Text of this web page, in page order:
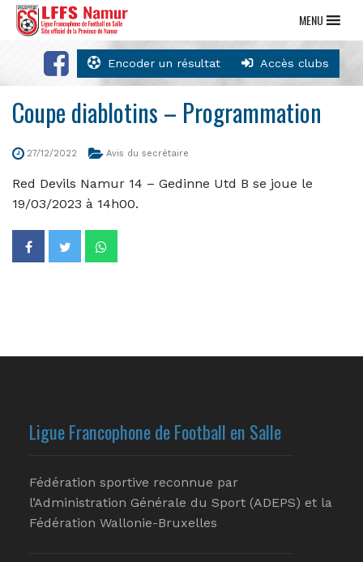
Encoder un résultat Accès clubs
MENU
Coupe diablotins – Programmation
27/12/2022 Avis du secrétaire
Red Devils Namur 14 – Gedinne Utd B se joue le
19/03/2023 à 14h00.
Ligue Francophone de Football en Salle
Fédération sportive reconnue par
l’Administration Générale du Sport (ADEPS) et la
Fédération Wallonie-Bruxelles